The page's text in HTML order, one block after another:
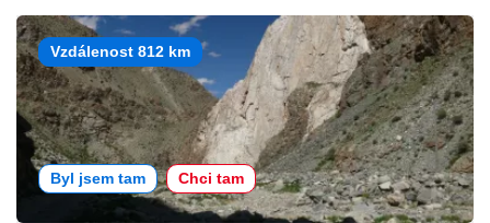
Vzdálenost 812 km
Byl jsem tam Chci tam